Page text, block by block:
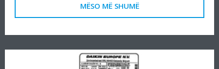
MËSO MË SHUMË